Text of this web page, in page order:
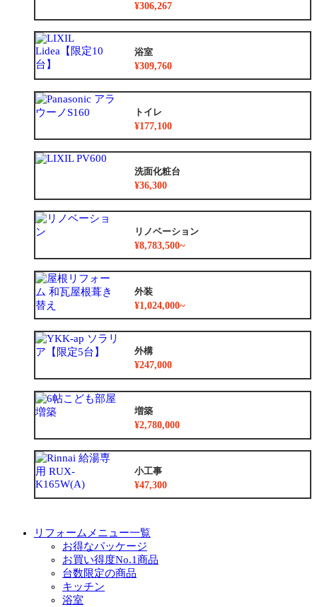
¥306,267
浴室
¥309,760
トイレ
¥177,100
洗面化粧台
¥36,300
リノベーション
¥8,783,500~
外装
¥1,024,000~
外構
¥247,000
増築
¥2,780,000
小工事
¥47,300
リフォームメニュー一覧
お得なパッケージ
お買い得度No.1商品
台数限定の商品
キッチン
浴室